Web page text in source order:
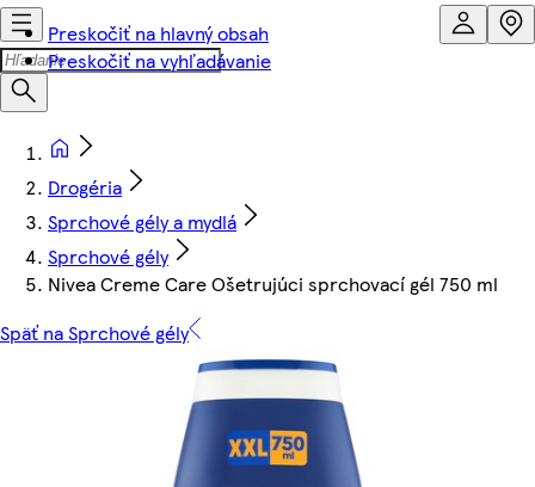
Preskočiť na hlavný obsah
Preskočiť na vyhľadávanie
Drogéria
Sprchové gély a mydlá
Sprchové gély
Nivea Creme Care Ošetrujúci sprchovací gél 750 ml
Späť na Sprchové gély